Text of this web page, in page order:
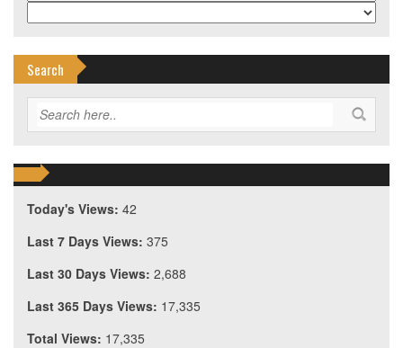
Search
Today's Views: 42
Last 7 Days Views: 375
Last 30 Days Views: 2,688
Last 365 Days Views: 17,335
Total Views: 17,335